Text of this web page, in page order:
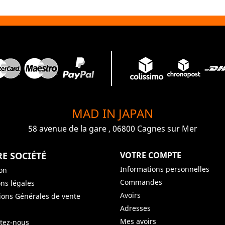
MAD IN JAPAN
58 avenue de la gare , 06800 Cagnes sur Mer
SOCIÉTÉ
légales
Générales de vente
nous
VOTRE COMPTE
Informations personnelles
Commandes
Avoirs
Adresses
Mes avoirs